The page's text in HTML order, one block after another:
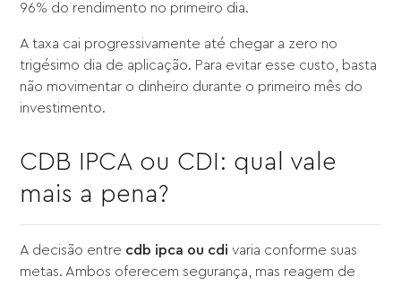
96% do rendimento no primeiro dia.
A taxa cai progressivamente até chegar a zero no
trigésimo dia de aplicação. Para evitar esse custo, basta
não movimentar o dinheiro durante o primeiro mês do
investimento.
CDB IPCA ou CDI: qual vale
mais a pena?
A decisão entre cdb ipca ou cdi varia conforme suas
metas. Ambos oferecem segurança, mas reagem de